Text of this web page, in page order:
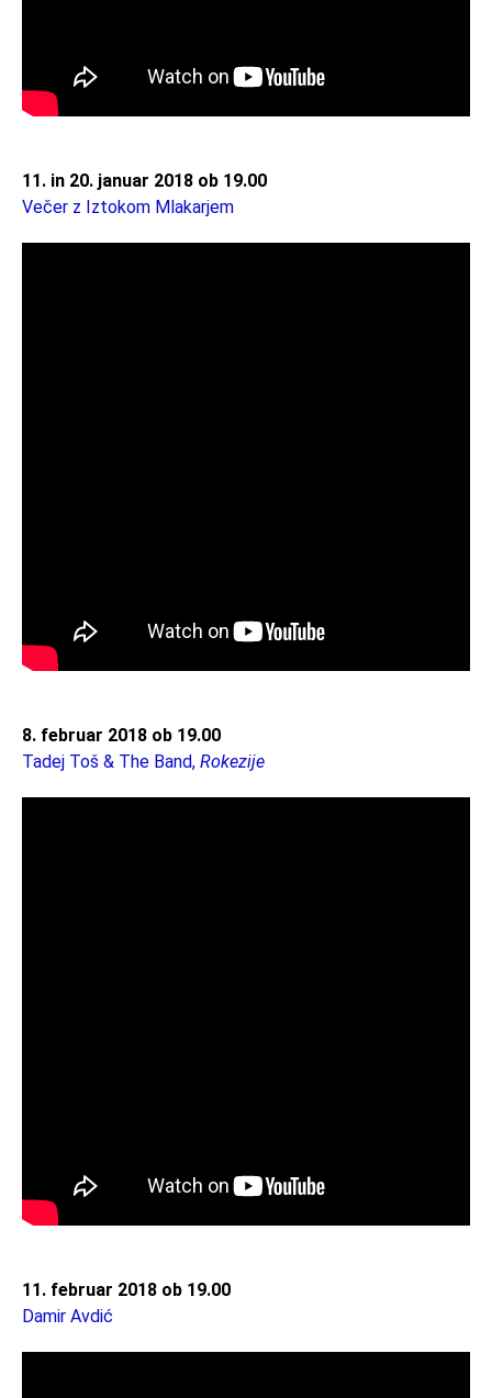
11. in 20. januar 2018 ob 19.00
Večer z Iztokom Mlakarjem
8. februar 2018 ob 19.00
Tadej Toš & The Band, Rokezije
11. februar 2018 ob 19.00
Damir Avdić